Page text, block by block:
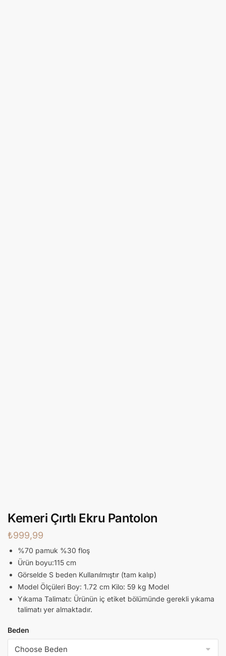
Kemeri Çırtlı Ekru Pantolon
₺999,99
%70 pamuk %30 floş
Ürün boyu:115 cm
Görselde S beden Kullanılmıştır (tam kalıp)
Model Ölçüleri Boy: 1.72 cm Kilo: 59 kg Model
Yıkama Talimatı: Ürünün iç etiket bölümünde gerekli yıkama
talimatı yer almaktadır.
Beden